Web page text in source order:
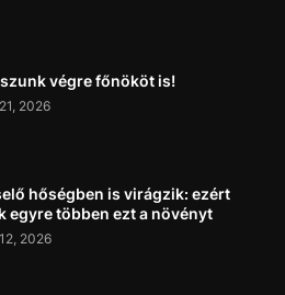
végre főnököt is!
2026
hőségben is virágzik: ezért
egyre többen ezt a növényt
2026